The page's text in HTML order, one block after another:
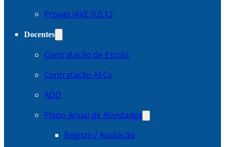
Provas IAVE 0.0.12
Docentes
Contratação de Escola
Contratação AECs
ADD
Plano Anual de Atividades
Registo / Avaliação